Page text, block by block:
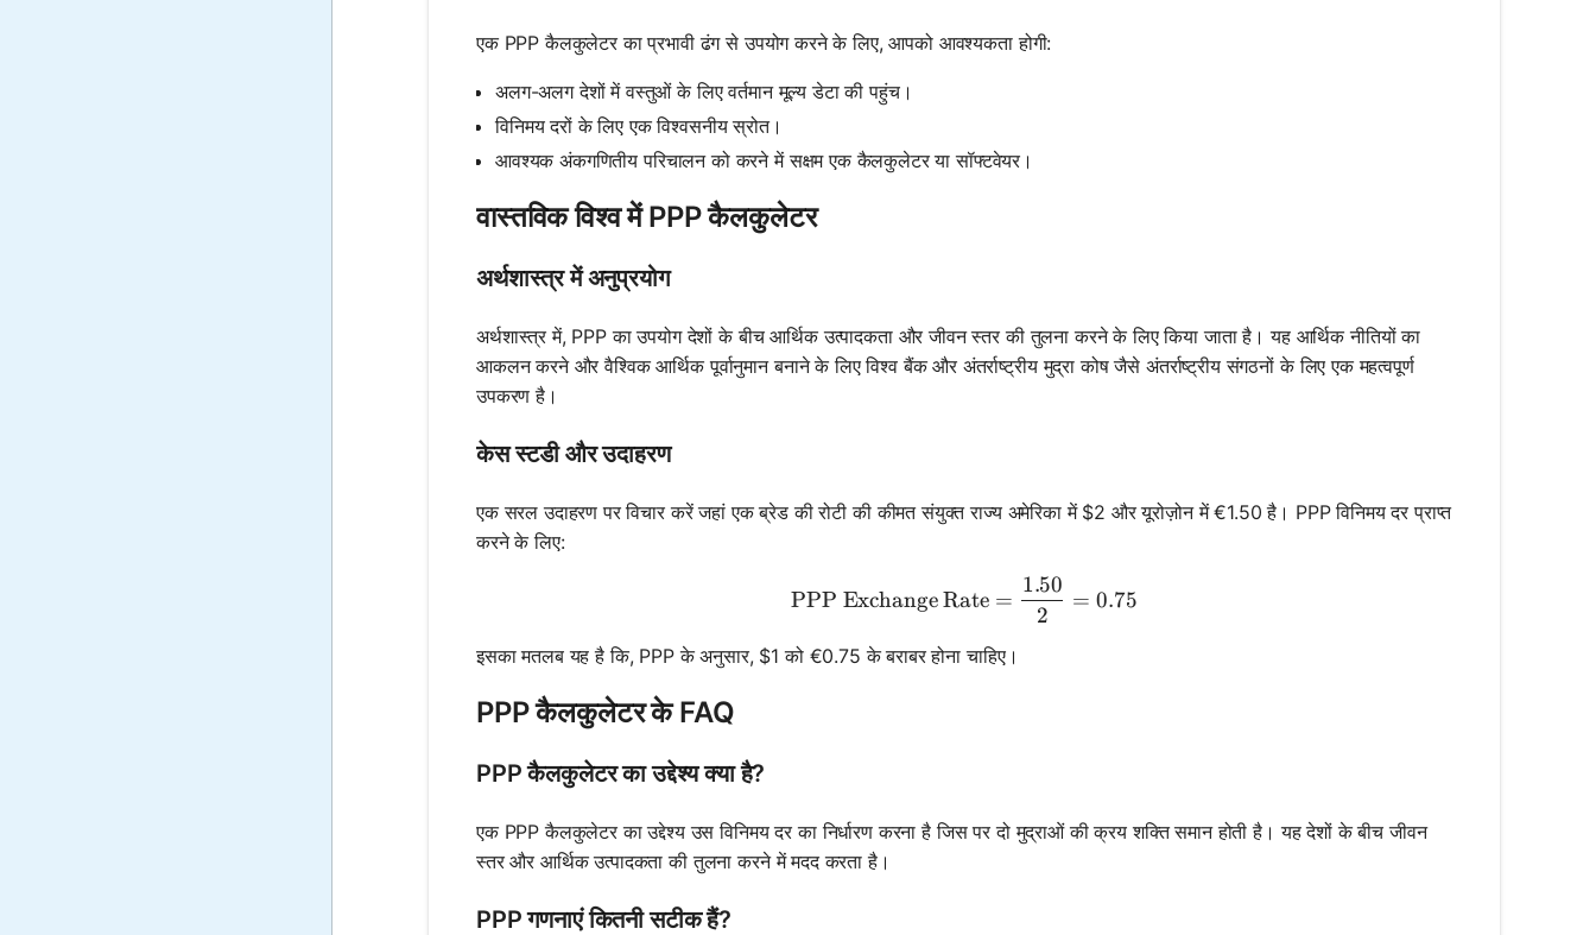
एक PPP कैलकुलेटर का प्रभावी ढंग से उपयोग करने के लिए, आपको आवश्यकता होगी:
अलग-अलग देशों में वस्तुओं के लिए वर्तमान मूल्य डेटा की पहुंच।
विनिमय दरों के लिए एक विश्वसनीय स्रोत।
आवश्यक अंकगणितीय परिचालन को करने में सक्षम एक कैलकुलेटर या सॉफ्टवेयर।
वास्तविक विश्व में PPP कैलकुलेटर
अर्थशास्त्र में अनुप्रयोग
अर्थशास्त्र में, PPP का उपयोग देशों के बीच आर्थिक उत्पादकता और जीवन स्तर की तुलना करने के लिए किया जाता है। यह आर्थिक नीतियों का
आकलन करने और वैश्विक आर्थिक पूर्वानुमान बनाने के लिए विश्व बैंक और अंतर्राष्ट्रीय मुद्रा कोष जैसे अंतर्राष्ट्रीय संगठनों के लिए एक महत्वपूर्ण
उपकरण है।
केस स्टडी और उदाहरण
एक सरल उदाहरण पर विचार करें जहां एक ब्रेड की रोटी की कीमत संयुक्त राज्य अमेरिका में $2 और यूरोज़ोन में €1.50 है। PPP विनिमय दर प्राप्त
करने के लिए:
\text{PPP Exchange Rate} = \frac{1.50}{2} = 0.75
PPP Exchange Rate =
2
1.50
= 0.75
इसका मतलब यह है कि, PPP के अनुसार, $1 को €0.75 के बराबर होना चाहिए।
PPP कैलकुलेटर के FAQ
PPP कैलकुलेटर का उद्देश्य क्या है?
एक PPP कैलकुलेटर का उद्देश्य उस विनिमय दर का निर्धारण करना है जिस पर दो मुद्राओं की क्रय शक्ति समान होती है। यह देशों के बीच जीवन
स्तर और आर्थिक उत्पादकता की तुलना करने में मदद करता है।
PPP गणनाएं कितनी सटीक हैं?